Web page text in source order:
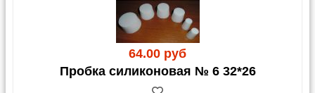
64.00 руб
Пробка силиконовая № 6 32*26